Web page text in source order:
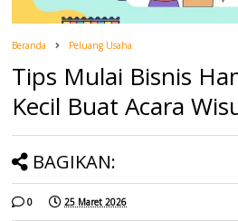
Beranda Peluang Usaha
Tips Mulai Bisnis
Kecil Buat Acara
BAGIKAN:
0 25 Maret 2026